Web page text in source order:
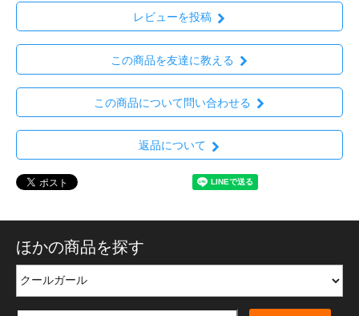
レビューを投稿
この商品を友達に教える
この商品について問い合わせる
返品について
ほかの商品を探す